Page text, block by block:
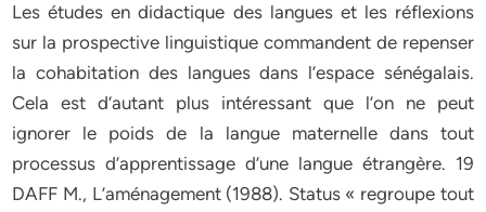
Les études en didactique des langues et les réflexions
sur la prospective linguistique commandent de repenser
la cohabitation des langues dans l’espace sénégalais.
Cela est d’autant plus intéressant que l’on ne peut
ignorer le poids de la langue maternelle dans tout
processus d’apprentissage d’une langue étrangère. 19
DAFF M., L’aménagement (1988). Status « regroupe tout